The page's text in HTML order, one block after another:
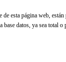
esta página web,
datos, ya sea total